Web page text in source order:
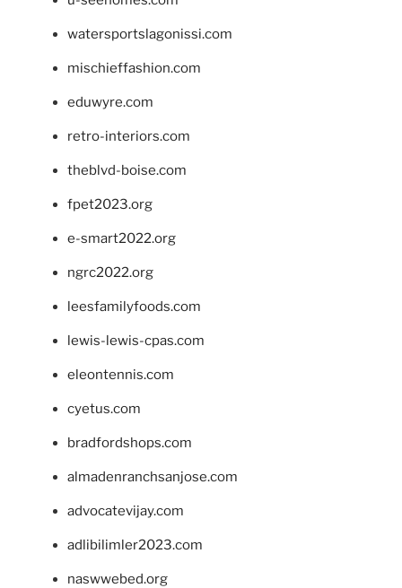
watersportslagonissi.com
mischieffashion.com
eduwyre.com
retro-interiors.com
theblvd-boise.com
fpet2023.org
e-smart2022.org
ngrc2022.org
leesfamilyfoods.com
lewis-lewis-cpas.com
eleontennis.com
cyetus.com
bradfordshops.com
almadenranchsanjose.com
advocatevijay.com
adlibilimler2023.com
naswwebed.org